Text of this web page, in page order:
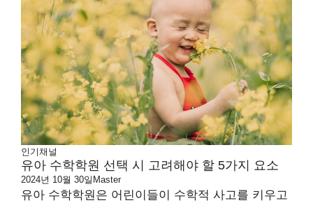
인기채널
유아 수학학원 선택 시 고려해야 할 5가지 요소
2024년 10월 30일 Master
유아 수학학원은 어린이들이 수학적 사고를 키우고